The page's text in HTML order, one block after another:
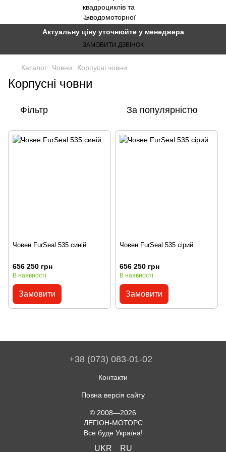
Актуальну ціну уточнюйте у менеджера
ЗАМОВИТИ ДЗВІНОК
Каталог Човни Корпусні човни
Корпусні човни
Фільтр За популярністю
Човен FurSeal 535 синій
656 250 грн
В наявності
Замовити
Човен FurSeal 535 сірий
656 250 грн
В наявності
Замовити
+38 (073) 083-01-02
Контакти
Повна версія сайту
© 2008—2026
ЛЕГІОН-МОТОРС
Все буде Україна!
UKR RU